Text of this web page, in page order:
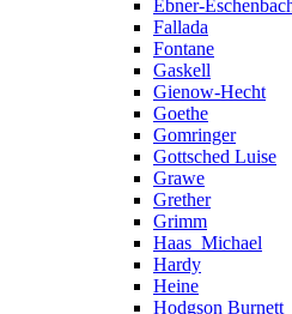
Ebner-
Fallada
Fontane
Gaskell
Gienow-Hecht
Goethe
Gomringer
Gottsched Luise
Grawe
Grether
Grimm
Haas_Michael
Hardy
Heine
Hodgson Burnett